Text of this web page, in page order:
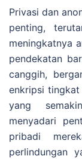
Privasi dan
penting,
meningkatnya
pendekatan
canggih,
enkripsi
yang
menyadari
pribadi
perlindungan